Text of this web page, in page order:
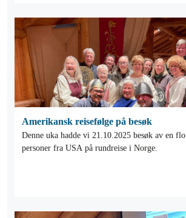
Amerikansk reisefølge på besøk
Denne uka hadde vi 21.10.2025 besøk av en
personer fra USA på rundreise i Norge.